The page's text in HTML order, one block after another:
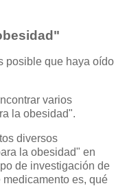
posible que haya oído
varios
la obesidad".
diversos
la obesidad" en
de investigación de
medicamento es, qué